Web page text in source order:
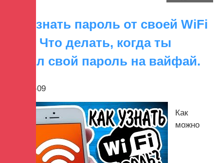
Как узнать пароль от своей WiFi
сети. Что делать, когда ты
забыл свой пароль на вайфай.
2017-08-09
Как
можно